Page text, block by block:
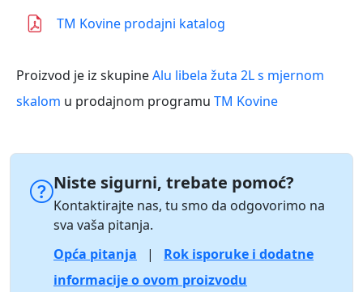
TM Kovine prodajni katalog
Proizvod je iz skupineAlu libela žuta 2L s mjernom
skalom u prodajnom programu TM Kovine
Niste sigurni, trebate pomoć?
Kontaktirajte nas, tu smo da odgovorimo na
sva vaša pitanja.
Opća pitanja
|
Rok isporuke i dodatne
informacije o ovom proizvodu